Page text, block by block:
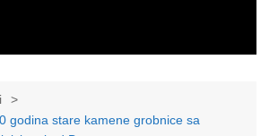
godina stare kamene grobnice sa